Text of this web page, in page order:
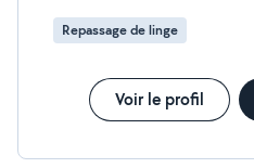
Repassage de linge
Voir le profil